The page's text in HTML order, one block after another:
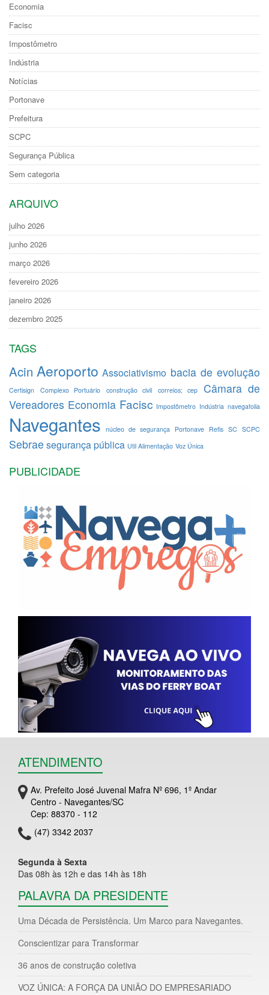
Economia
Facisc
Impostômetro
Indústria
Notícias
Portonave
Prefeitura
SCPC
Segurança Pública
Sem categoria
ARQUIVO
julho 2026
junho 2026
março 2026
fevereiro 2026
janeiro 2026
dezembro 2025
TAGS
Acin Aeroporto Associativismo bacia de evolução
Certisign Complexo Portuário construção civil correios; cep
Câmara de
Vereadores Economia Facisc Impostômetro Indústria navegafolia
Navegantes núcleo de segurança Portonave Refis SC SCPC
Sebrae segurança pública Util Alimentação Voz Única
PUBLICIDADE
ATENDIMENTO
Av. Prefeito José Juvenal Mafra Nº 696, 1º Andar
Centro - Navegantes/SC
Cep: 88370 - 112
(47) 3342 2037
Segunda à Sexta
Das 08h às 12h e das 14h às 18h
PALAVRA DA PRESIDENTE
Uma Década de Persistência. Um Marco para Navegantes.
Conscientizar para Transformar
36 anos de construção coletiva
VOZ ÚNICA: A FORÇA DA UNIÃO DO EMPRESARIADO